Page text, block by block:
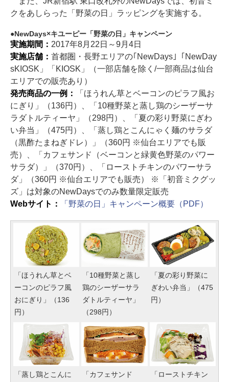
クをあしらった「野菜の日」ラッピングを実施する。
NewDays×キユーピー「野菜の日」キャンペーン
実施期間： 2017年8月22日～9月4日
実施店舗： 首都圏・長野エリアの｢NewDays｣「NewDay
sKIOSK」「KIOSK」（一部店舗を除く/一部商品は仙台
エリアでの販売あり）
発売商品の一例：
「ほうれん草とベーコンのピラフ風お
にぎり」（136円）、「10種野菜と蒸し鶏のシーザーサ
ラダトルティーヤ」（298円）、「夏の彩り野菜にぎわ
い弁当」（475円）、「蒸し鶏とこんにゃく麺のサラダ
（黒酢たまねぎドレ）」（360円 ※仙台エリアでも販
売）、「カフェサンド（ベーコンと緑黄色野菜のパワー
サラダ）」（370円）、「ローストチキンのパワーサラ
ダ」（360円 ※仙台エリアでも販売） ※「初音ミクグッ
ズ」は対象のNewDaysでのみ数量限定販売
Webサイト：
「野菜の日」キャンペーン概要（PDF）
「ほうれん草とベ
ーコンのピラフ風
おにぎり」（136
円）
「10種野菜と蒸し
鶏のシーザーサラ
ダトルティーヤ」
（298円）
「夏の彩り野菜に
ぎわい弁当」（475
円）
「蒸し鶏とこんに
「カフェサンド
「ローストチキン